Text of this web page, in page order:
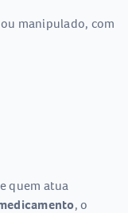
manipulado, com
quem atua
, o